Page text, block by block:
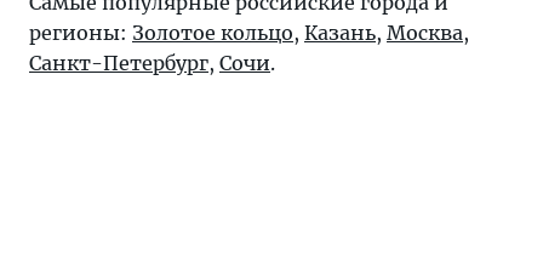
регионы: Золотое кольцо, Казань, Москва,
Санкт-Петербург, Сочи.